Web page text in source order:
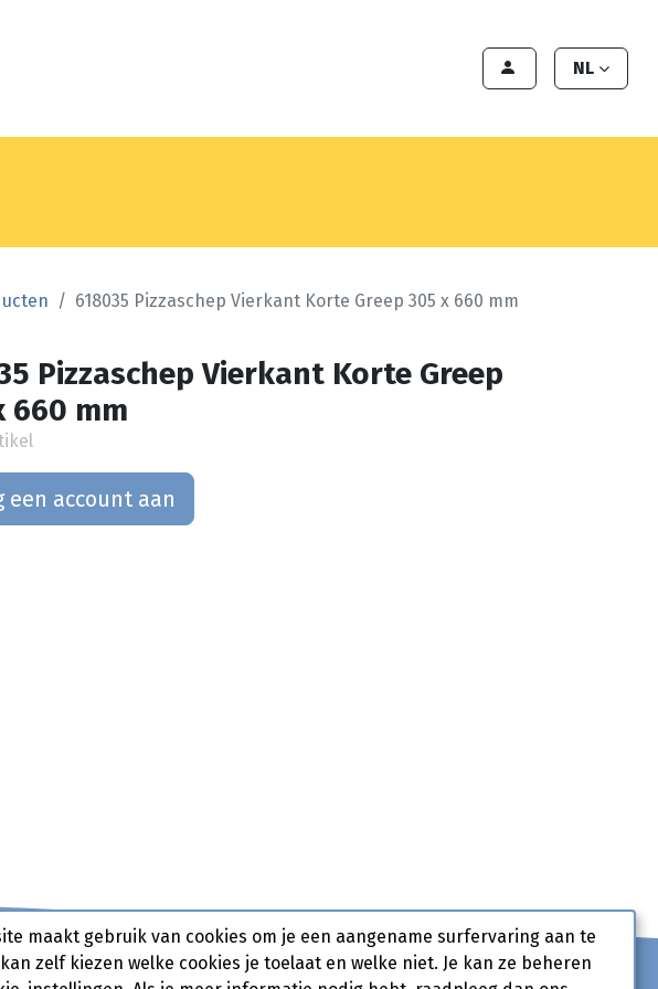
NL
618035 Pizzaschep Vierkant Korte Greep 305 x 660 mm
Pizzaschep Vierkant Korte Greep
660 mm
een account aan
maakt gebruik van cookies om je een aangename surfervaring aan te
kan zelf kiezen welke cookies je toelaat en welke niet. Je kan ze beheren